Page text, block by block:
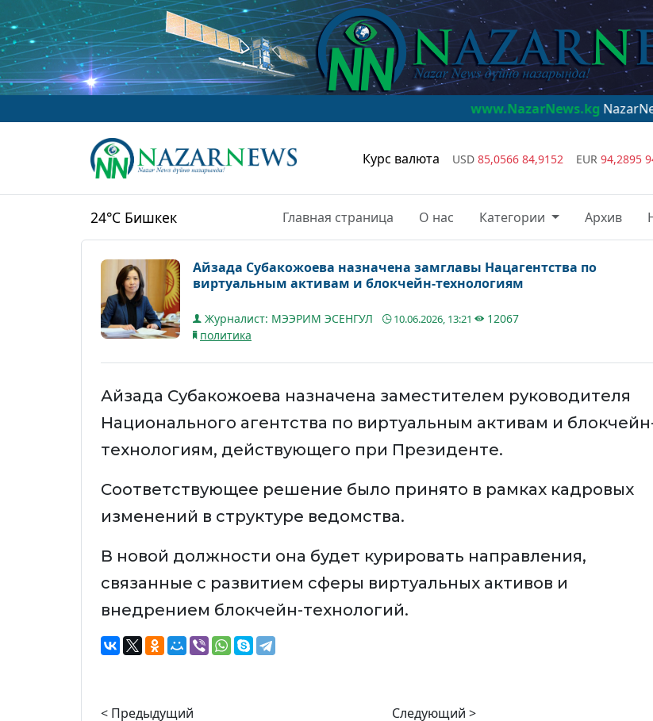
www.NazarNews.kgNazarNews -
Курс валюта USD 85,0566 84,9152 EUR 94,2895
24°C Бишкек Главная страница О нас Категории Архив
Айзада Субакожоева назначена замглавы Нацагентства по
виртуальным активам и блокчейн-технологиям
Журналист: МЭЭРИМ ЭСЕНГУЛ 10.06.2026, 13:21
12067
политика
Айзада Субакожоева назначена заместителем руководителя
Национального агентства по виртуальным активам и
технологиям, действующего при Президенте.
Соответствующее решение было принято в рамках кадровых
изменений в структуре ведомства.
В новой должности она будет курировать направления,
связанные с развитием сферы виртуальных активов и
внедрением блокчейн-технологий.
< Предыдущий
Следующий >